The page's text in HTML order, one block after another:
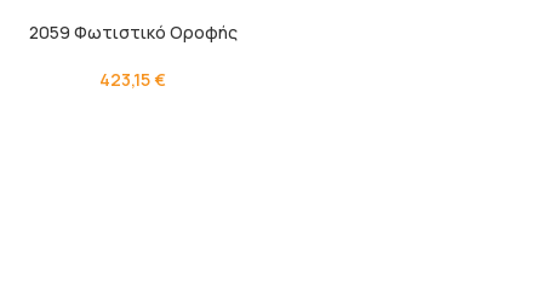
2059 Φωτιστικό Οροφής
423,15€